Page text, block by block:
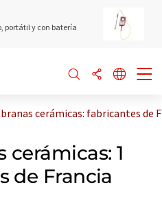
portátil y con batería
cerámicas: fabricantes de
cerámicas: 1
de Francia